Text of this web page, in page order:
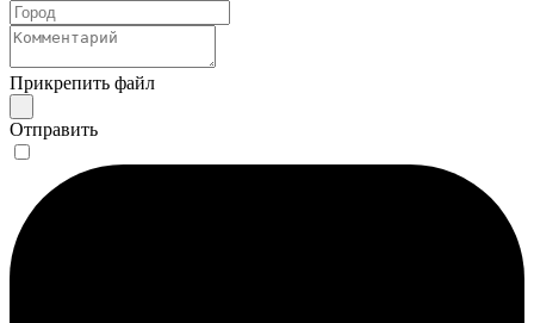
Прикрепить файл
Отправить